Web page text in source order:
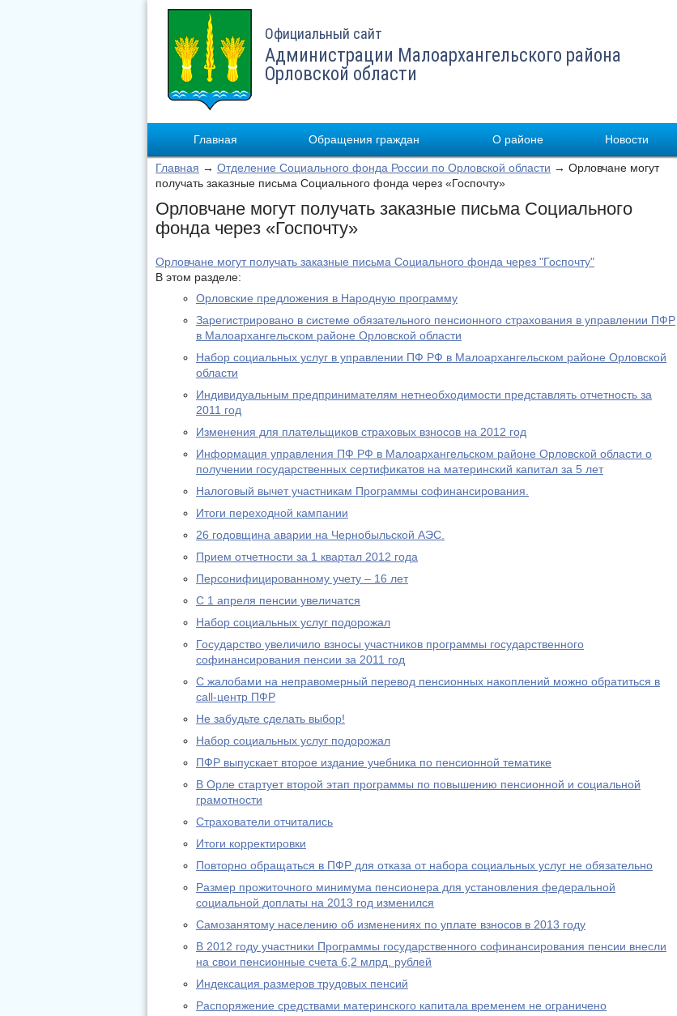
Официальный сайт
Администрации Малоархангельского района
Орловской области
Главная Обращения граждан О районе Новости
Главная → Отделение Социального фонда России по Орловской области → Орловчане могут
получать заказные письма Социального фонда через «Госпочту»
Орловчане могут получать заказные письма Социального
фонда через «Госпочту»
Орловчане могут получать заказные письма Социального фонда через "Госпочту"
В этом разделе:
Орловские предложения в Народную программу
Зарегистрировано в системе обязательного пенсионного страхования в управлении ПФР
в Малоархангельском районе Орловской области
Набор социальных услуг в управлении ПФ РФ в Малоархангельском районе Орловской
области
Индивидуальным предпринимателям нетнеобходимости представлять отчетность за
2011 год
Изменения для плательщиков страховых взносов на 2012 год
Информация управления ПФ РФ в Малоархангельском районе Орловской области о
получении государственных сертификатов на материнский капитал за 5 лет
Налоговый вычет участникам Программы софинансирования.
Итоги переходной кампании
26 годовщина аварии на Чернобыльской АЭС.
Прием отчетности за 1 квартал 2012 года
Персонифицированному учету – 16 лет
С 1 апреля пенсии увеличатся
Набор социальных услуг подорожал
Государство увеличило взносы участников программы государственного
софинансирования пенсии за 2011 год
С жалобами на неправомерный перевод пенсионных накоплений можно обратиться в
call-центр ПФР
Не забудьте сделать выбор!
Набор социальных услуг подорожал
ПФР выпускает второе издание учебника по пенсионной тематике
В Орле стартует второй этап программы по повышению пенсионной и социальной
грамотности
Страхователи отчитались
Итоги корректировки
Повторно обращаться в ПФР для отказа от набора социальных услуг не обязательно
Размер прожиточного минимума пенсионера для установления федеральной
социальной доплаты на 2013 год изменился
Самозанятому населению об изменениях по уплате взносов в 2013 году
В 2012 году участники Программы государственного софинансирования пенсии внесли
на свои пенсионные счета 6,2 млрд. рублей
Индексация размеров трудовых пенсий
Распоряжение средствами материнского капитала временем не ограничено